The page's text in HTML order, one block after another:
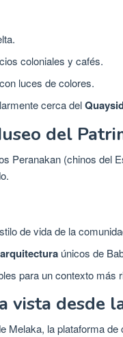
coloniales y cafés.
luces de colores.
cerca del
del
Peranakan (chinos del
de vida de la
únicos de
para un contexto más
vista desde
Melaka, la plataforma